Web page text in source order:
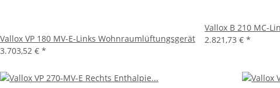
Vallox VP 180 MV-E-Links Wohnraumlüftungsgerät
3.703,52 € *
Vallox B 210 MC-
2.821,73 € *